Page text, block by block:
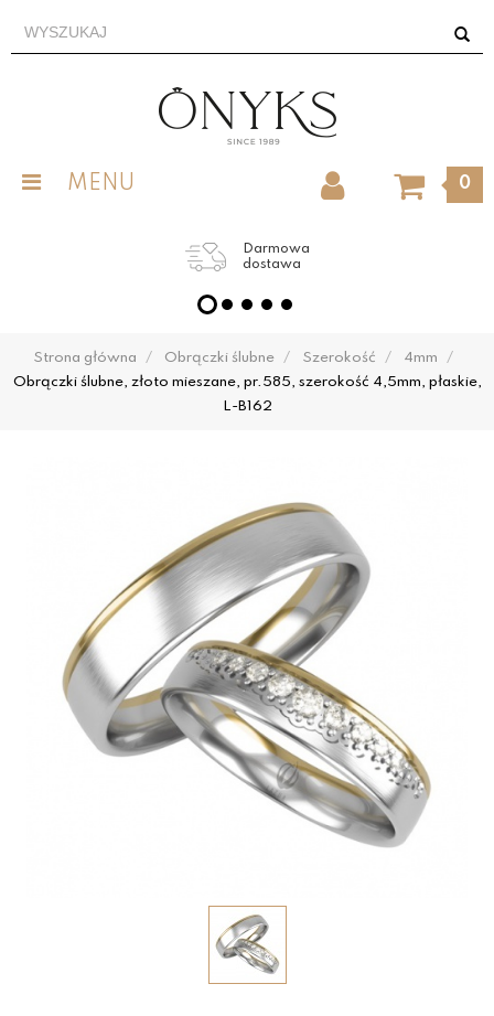
MENU 0
Darmowa
dostawa
Strona główna Obrączki ślubne Szerokość
4mm
Obrączki ślubne, złoto mieszane, pr.585, szerokość 4,5mm, płaskie,
L-B162